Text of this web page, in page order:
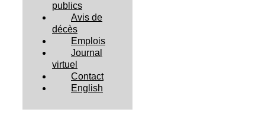
publics
Avis de
décès
Emplois
Journal
virtuel
Contact
English